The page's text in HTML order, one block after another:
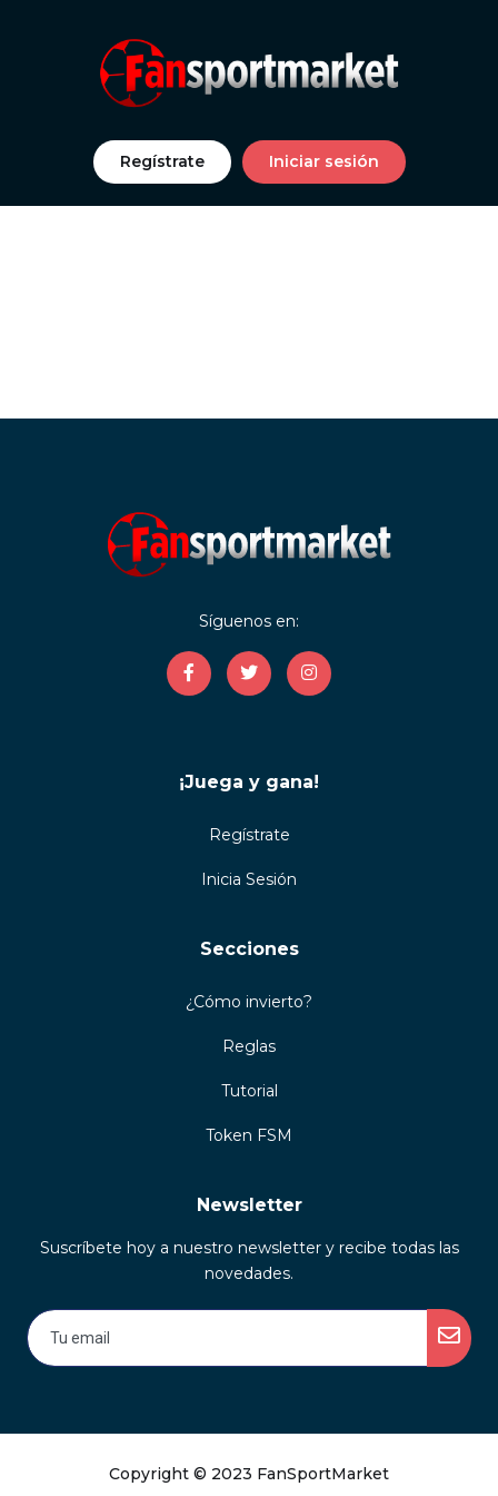
Regístrate Iniciar sesión
Síguenos en:
¡Juega y gana!
Regístrate
Inicia Sesión
Secciones
¿Cómo invierto?
Reglas
Tutorial
Token FSM
Newsletter
Suscríbete hoy a nuestro newsletter y recibe todas las
novedades.
Copyright © 2023 FanSportMarket